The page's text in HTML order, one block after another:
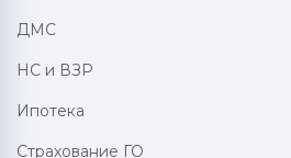
ДМС
НС и ВЗР
Ипотека
Страхование ГО